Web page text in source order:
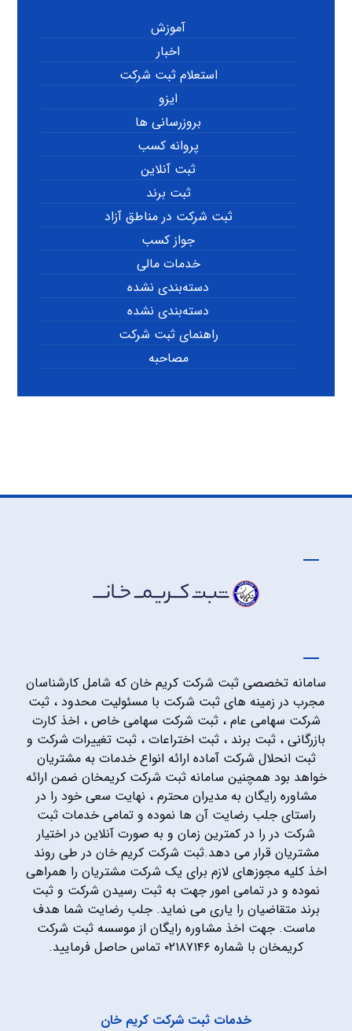
آموزش
اخبار
استعلام ثبت شرکت
ایزو
بروزرسانی ها
پروانه کسب
ثبت آنلاین
ثبت برند
ثبت شرکت در مناطق آزاد
جواز کسب
خدمات مالی
دسته‌بندی نشده
دسته‌بندی نشده
راهنمای ثبت شرکت
مصاحبه
سامانه تخصصی ثبت شرکت کریم خان که شامل کارشناسان
مجرب در زمینه های ثبت شرکت با مسئولیت محدود ، ثبت
شرکت سهامی عام ، ثبت شرکت سهامی خاص ، اخذ کارت
بازرگانی ، ثبت برند ، ثبت اختراعات ، ثبت تغییرات شرکت و
ثبت انحلال شرکت آماده ارائه انواع خدمات به مشتریان
خواهد بود همچنین سامانه ثبت شرکت کریمخان ضمن ارائه
مشاوره رایگان به مدیران محترم ، نهایت سعی خود را در
راستای جلب رضایت آن ها نموده و تمامی خدمات ثبت
شرکت در را در کمترین زمان و به صورت آنلاین در اختیار
مشتریان قرار می دهد.ثبت شرکت کریم خان در طی روند
اخذ کلیه مجوزهای لازم برای یک شرکت مشتریان را همراهی
نموده و در تمامی امور جهت به ثبت رسیدن شرکت و ثبت
برند متقاضیان را یاری می نماید. جلب رضایت شما هدف
ماست. جهت اخذ مشاوره رایگان از موسسه ثبت شرکت
کریمخان با شماره ۰۲۱۸۷۱۴۶ تماس حاصل فرمایید.
خدمات ثبت شرکت کریم خان